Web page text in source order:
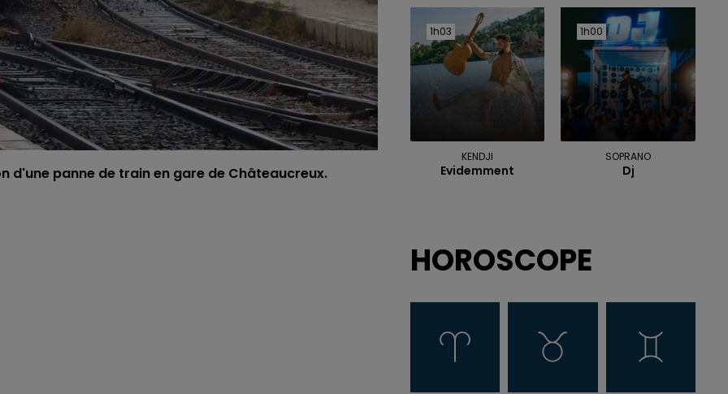
d'une panne de train en gare de Châteaucreux.
1h03
1h03
KENDJI
Evidemment
1h00
1h00
SOPRANO
Dj
HOROSCOPE